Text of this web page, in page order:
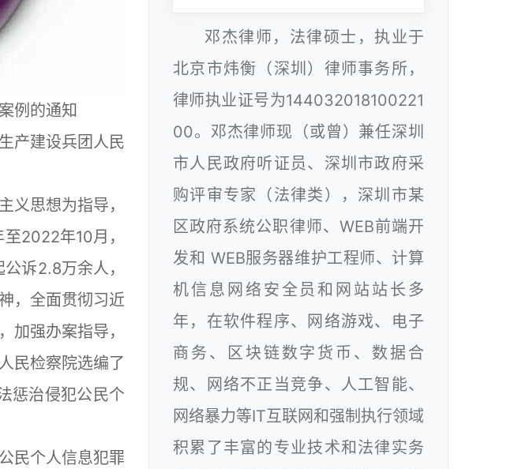
例的通知
产建设兵团人民
思想为指导，
2022年10月，
诉2.8万余人，
，全面贯彻习近
加强办案指导，
民检察院选编了
惩治侵犯公民个
民个人信息犯罪
邓杰律师，法律硕士，执业于
北京市炜衡（深圳）律师事务所，
律师执业证号为144032018100221
00。邓杰律师现（或曾）兼任深圳
市人民政府听证员、深圳市政府采
购评审专家（法律类），深圳市某
区政府系统公职律师、WEB前端开
发和 WEB服务器维护工程师、计算
机信息网络安全员和网站站长多
年，在软件程序、网络游戏、电子
商务、区块链数字货币、数据合
规、网络不正当竞争、人工智能、
网络暴力等IT互联网和强制执行领域
积累了丰富的专业技术和法律实务